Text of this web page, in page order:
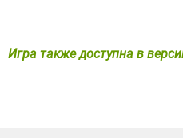
Игра также доступна в